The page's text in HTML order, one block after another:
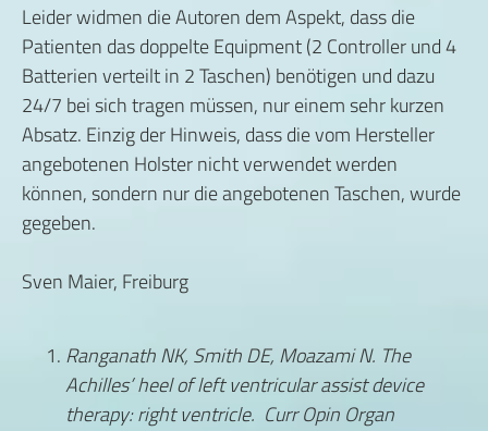
Leider widmen die Autoren dem Aspekt, dass die
Patienten das doppelte Equipment (2 Controller und 4
Batterien verteilt in 2 Taschen) benötigen und dazu
24/7 bei sich tragen müssen, nur einem sehr kurzen
Absatz. Einzig der Hinweis, dass die vom Hersteller
angebotenen Holster nicht verwendet werden
können, sondern nur die angebotenen Taschen, wurde
gegeben.
Sven Maier, Freiburg
Ranganath NK, Smith DE, Moazami N. The
Achilles’ heel of left ventricular assist device
therapy: right ventricle. Curr Opin Organ